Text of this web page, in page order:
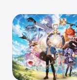
iPad
Mac
Vision
Watch
TV